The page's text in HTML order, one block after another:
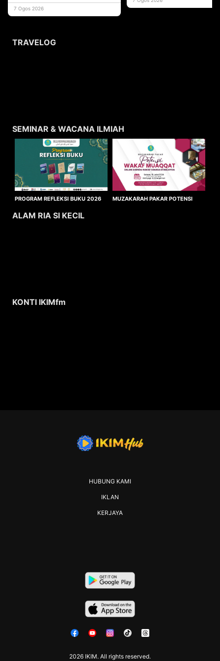
usaha
7 Ogos 2026
TRAVELOG
SEMINAR & WACANA ILMIAH
PROGRAM REFLEKSI BUKU 2026
MUZAKARAH PAKAR POTENSI
ALAM RIA SI KECIL
KONTI IKIMfm
2026 IKIM. All rights reserved.
HUBUNG KAMI
IKLAN
KERJAYA